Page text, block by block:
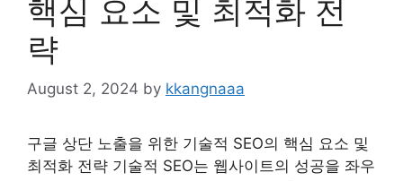
핵심 요소 및 최적화 전
략
August 2, 2024 by kkangnaaa
구글 상단 노출을 위한 기술적 SEO의 핵심 요소 및
최적화 전략 기술적 SEO는 웹사이트의 성공을 좌우